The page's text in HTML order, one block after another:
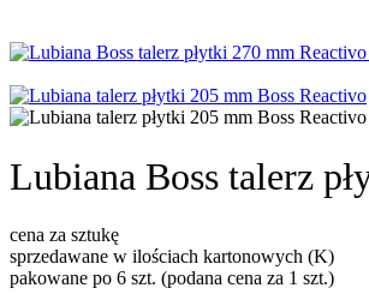
Lubiana Boss talerz
cena za sztukę
sprzedawane w ilościach kartonowych (K)
pakowane po 6 szt. (podana cena za 1 szt.)